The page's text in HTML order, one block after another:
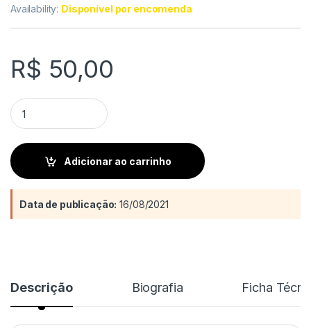
Availability: Disponível por encomenda
R$ 50,00
Coisas que máquinas não podem fazer quantity
Adicionar ao carrinho
Data de publicação: 16/08/2021
Descrição Biografia Ficha